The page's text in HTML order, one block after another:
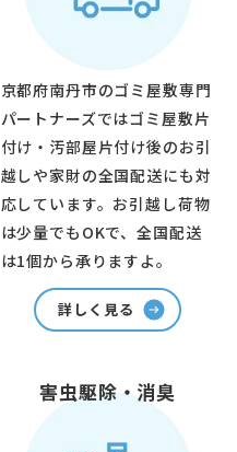
京都府南丹市のゴミ屋敷専門
パートナーズではゴミ屋敷片
付け・汚部屋片付け後のお引
越しや家財の全国配送にも対
応しています。お引越し荷物
は少量でもOKで、全国配送
は1個から承りますよ。
詳しく見る
害虫駆除・消臭